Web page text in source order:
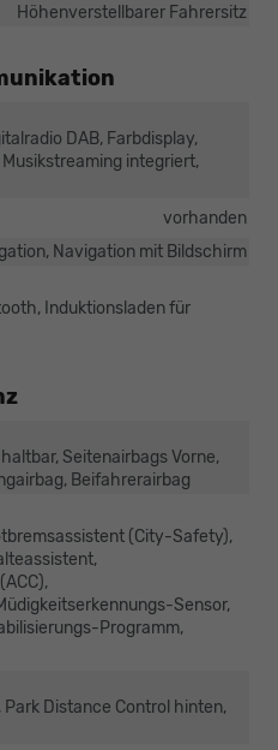
Höhenverstellbarer Fahrersitz
DAB, Farbdisplay,
integriert,
vorhanden
Navigation mit Bildschirm
Induktionsladen für
Seitenairbags Vorne,
Beifahrerairbag
(City-Safety),
Sensor,
Programm,
Distance Control hinten,